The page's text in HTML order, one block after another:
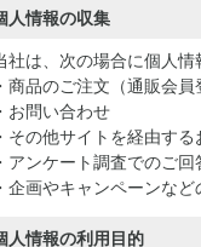
人情報の収集
社は、次の場合に個人情
・商品のご注文（通販会員
・お問い合わせ
・その他サイトを経由す
・アンケート調査でのご回
・企画やキャンペーンな
人情報の利用目的